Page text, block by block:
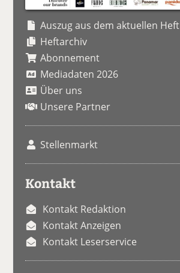
Auszug aus dem aktuellen Heft
Heftarchiv
Abonnement
Mediadaten 2026
Über uns
Unsere Partner
Stellenmarkt
Kontakt
Kontakt Redaktion
Kontakt Anzeigen
Kontakt Leserservice